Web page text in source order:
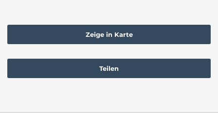
Zeige in Karte
Teilen